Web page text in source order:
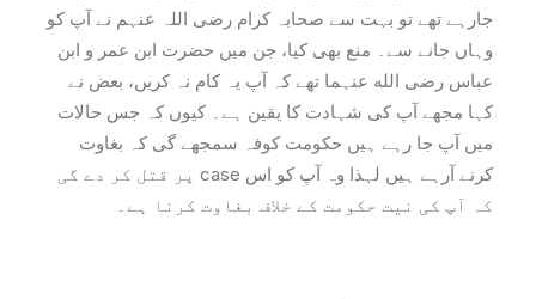
جارہے تھے تو بہت سے صحابہ کرام رضی اللہ عنہم نے آپ کو
وہاں جانے سے۔ منع بھی کیا، جن میں حضرت ابن عمر و ابن
عباس رضی الله عنہما تھے کہ آپ یہ کام نہ کریں، بعض نے
کہا مجھے آپ کی شہادت کا یقین ہے۔ کیوں کہ جس حالات
میں آپ جا رہے ہیں حکومت کوفہ سمجھے گی کہ بغاوت
کرنے آرہے ہیں لہذا وہ آپ کو اس case پر قتل کر دے گی
کہ آپ کی نیت حکومت کے خلاف بغاوت کرنا ہے۔